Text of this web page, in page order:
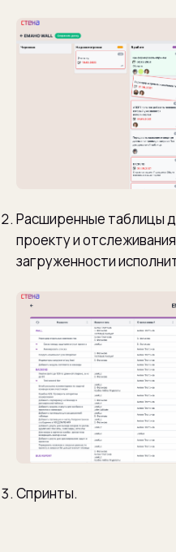
Расширенные таблицы
проекту и
загруженности
Спринты.